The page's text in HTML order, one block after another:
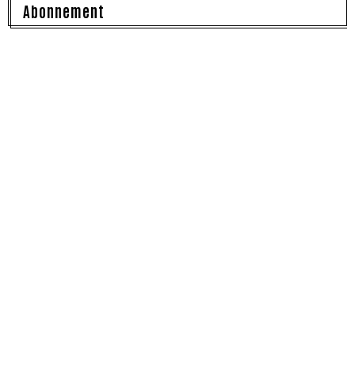
Abonnement